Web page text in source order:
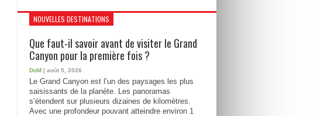
NOUVELLES DESTINATIONS
Que faut-il savoir avant de visiter le Grand
Canyon pour la première fois ?
DoM | août 5, 2026
Le Grand Canyon est l’un des paysages les plus
saisissants de la planète. Les panoramas
s’étendent sur plusieurs dizaines de kilomètres.
Avec une profondeur pouvant atteindre environ 1